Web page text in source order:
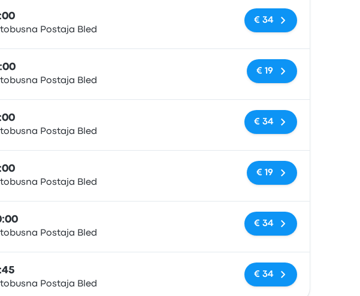
Postaja Bled
Geen tags
€ 34
Postaja Bled
Geen tags
€ 19
Postaja Bled
Geen tags
€ 34
Postaja Bled
Geen tags
€ 19
Postaja Bled
Geen tags
€ 34
Postaja Bled
Geen tags
€ 34